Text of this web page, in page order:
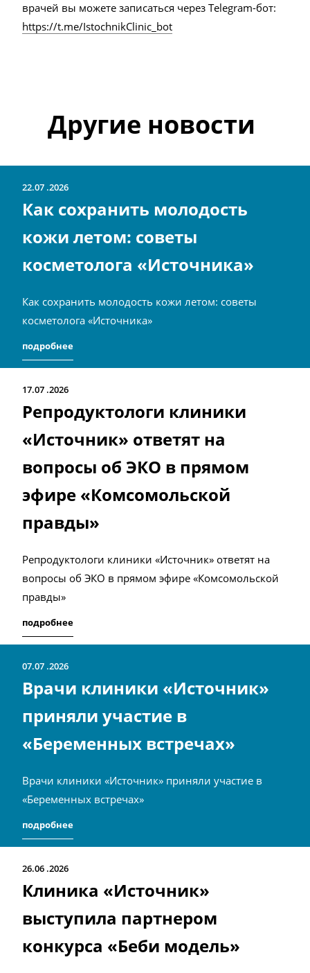
врачей вы можете записаться через Telegram-бот:
https://t.me/IstochnikClinic_bot
Другие новости
22.07 2026
Как сохранить молодость
кожи летом: советы
косметолога «Источника»
Как сохранить молодость кожи летом: советы
косметолога «Источника»
подробнее
17.07 2026
Репродуктологи клиники
«Источник» ответят на
вопросы об ЭКО в прямом
эфире «Комсомольской
правды»
Репродуктологи клиники «Источник» ответят на
вопросы об ЭКО в прямом эфире «Комсомольской
правды»
подробнее
07.07 2026
Врачи клиники «Источник»
приняли участие в
«Беременных встречах»
Врачи клиники «Источник» приняли участие в
«Беременных встречах»
подробнее
26.06 2026
Клиника «Источник»
выступила партнером
конкурса «Беби модель»